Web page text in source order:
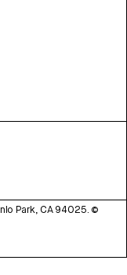
Park, CA 94025. ©